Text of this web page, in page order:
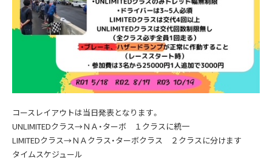
コースレイアウトは当日発表となります。
UNLIMITEDクラス→ＮＡ・ターボ １クラスに統一
LIMITEDクラス→ＮＡクラス・ターボクラス ２クラスに分けます
タイムスケジュール